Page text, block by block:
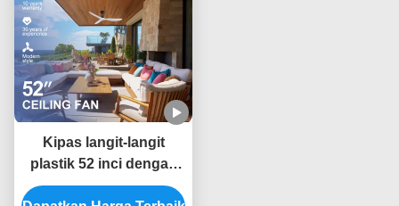
Kipas langit-langit
plastik 52 inci dengan
pilihan 6 kecepatan dan